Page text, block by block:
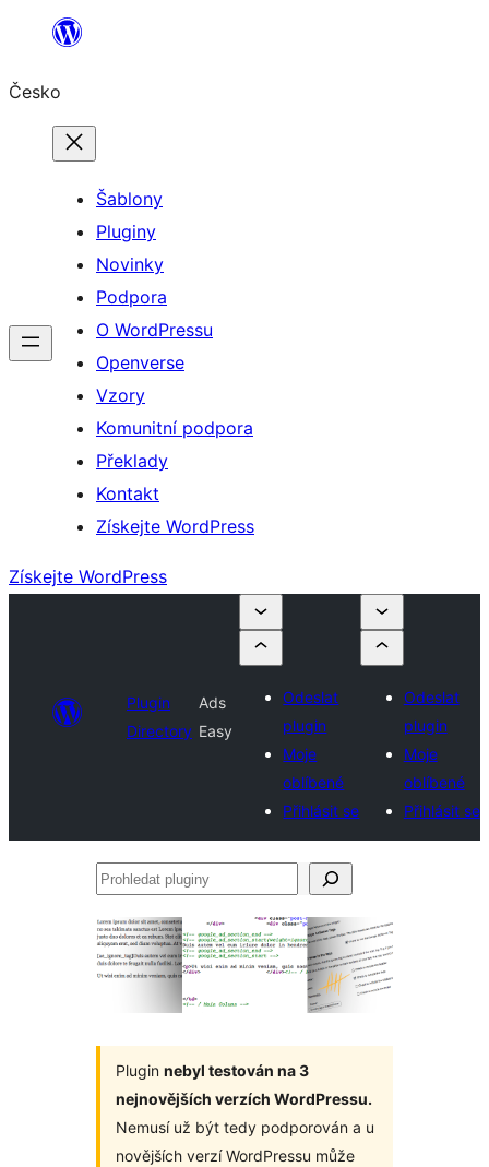
Přeskočit
obsah
Česko
Šablony
Pluginy
Novinky
Podpora
O WordPressu
Openverse
Vzory
Komunitní podpora
Překlady
Kontakt
Získejte WordPress
Získejte WordPress
Plugin
Directory
Ads
Easy
Odeslat
plugin
Moje
oblíbené
Přihlásit se
Odeslat
plugin
Moje
oblíbené
Přihlásit se
Prohledat
Plugin nebyl testován na 3
nejnovějších verzích WordPressu.
Nemusí už být tedy podporován a u
novějších verzí WordPressu může